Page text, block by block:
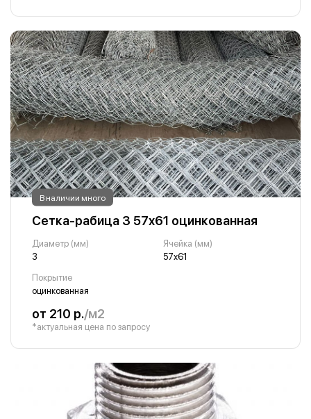
В наличии много
Сетка-рабица 3 57х61 оцинкованная
Диаметр (мм)
3
Ячейка (мм)
57х61
Покрытие
оцинкованная
от 210 р./м2
*актуальная цена по запросу